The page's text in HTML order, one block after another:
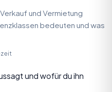
und Vermietung
bedeuten und was